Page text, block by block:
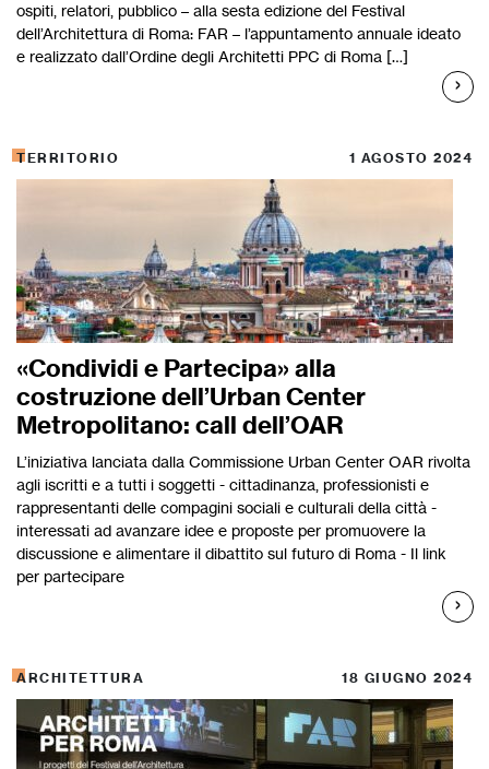
ospiti, relatori, pubblico – alla sesta edizione del Festival
dell’Architettura di Roma: FAR – l’appuntamento annuale ideato
e realizzato dall’Ordine degli Architetti PPC di Roma […]
TERRITORIO 1 AGOSTO 2024
«Condividi e Partecipa» alla
costruzione dell’Urban Center
Metropolitano: call dell’OAR
L’iniziativa lanciata dalla Commissione Urban Center OAR rivolta
agli iscritti e a tutti i soggetti - cittadinanza, professionisti e
rappresentanti delle compagini sociali e culturali della città -
interessati ad avanzare idee e proposte per promuovere la
discussione e alimentare il dibattito sul futuro di Roma - Il link
per partecipare
ARCHITETTURA 18 GIUGNO 2024